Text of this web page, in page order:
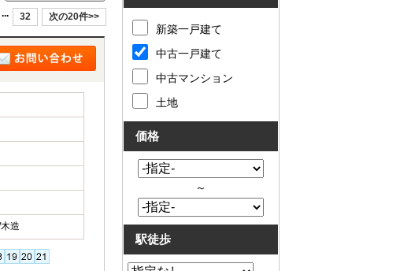
... 32 次の20件>>
造
新築一戸建て
中古一戸建て
中古マンション
土地
価格
～
駅徒歩